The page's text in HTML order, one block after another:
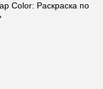
Color: Раскраска по